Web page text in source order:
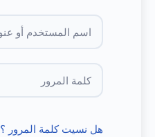
هل نسيت كلمة المرور ؟